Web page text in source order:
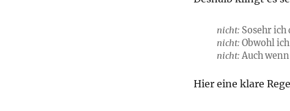
nicht: Sosehr ich
nicht: Obwohl
nicht: Auch
Hier eine klare